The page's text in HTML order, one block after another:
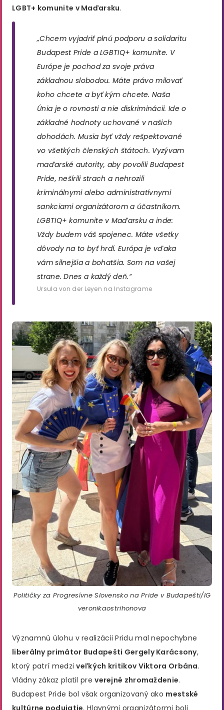
LGBT+ komunite v Maďarsku.
„Chcem vyjadriť plnú podporu a solidaritu
Budapest Pride a LGBTIQ+ komunite. V
Európe je pochod za svoje práva
základnou slobodou. Máte právo milovať
koho chcete a byť kým chcete. Naša
Únia je o rovnosti a nie diskriminácii. Ide o
základné hodnoty uchované v našich
dohodách. Musia byť vždy rešpektované
vo všetkých členských štátoch. Vyzývam
maďarské autority, aby povolili Budapest
Pride, nešírili strach a nehrozili
kriminálnymi alebo administratívnymi
sankciami organizátorom a účastníkom.
LGBTIQ+ komunite v Maďarsku a inde:
Vždy budem váš spojenec. Máte všetky
dôvody na to byť hrdí. Európa je vďaka
vám silnejšia a bohatšia. Som na vašej
strane. Dnes a každý deň.“
Ursula von der Leyen na Instagrame
Političky za Progresívne Slovensko na Pride v Budapešti/IG
veronikaostrihonova
Významnú úlohu v realizácii Pridu mal nepochybne
liberálny primátor Budapešti Gergely Karácsony,
ktorý patrí medziveľkých kritikov Viktora Orbána.
Vládny zákaz platil preverejné zhromaždenie.
Budapest Pride bol však organizovaný ako mestské